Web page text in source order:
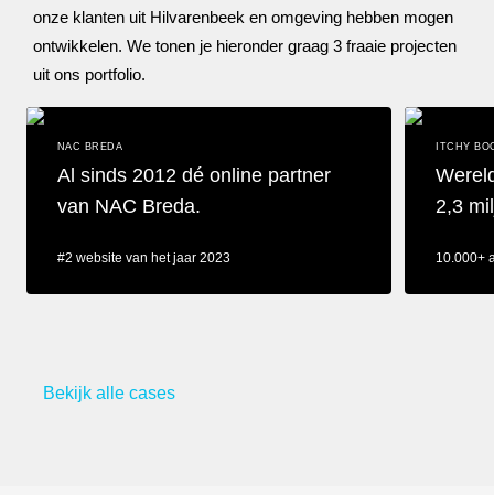
onze klanten uit Hilvarenbeek en omgeving hebben mogen
ontwikkelen. We tonen je hieronder graag 3 fraaie projecten
uit ons portfolio.
NAC BREDA
Al sinds 2012 dé online partner
van NAC Breda.
#2 website van het jaar 2023
ITCHY
2,3
10.000+
Bekijk alle cases